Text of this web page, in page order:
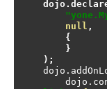
dojo.
null ,
{
}
);
    dojo
.
        dojo
.